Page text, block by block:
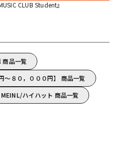
CLUB Student』
品一覧
～８０，０００円】 商品一覧
MEINL/ハイハット 商品一覧